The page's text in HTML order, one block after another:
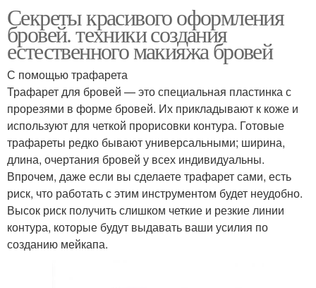
Секреты красивого оформления
бровей. техники создания
естественного макияжа бровей
С помощью трафарета
Трафарет для бровей — это специальная пластинка с
прорезями в форме бровей. Их прикладывают к коже и
используют для четкой прорисовки контура. Готовые
трафареты редко бывают универсальными; ширина,
длина, очертания бровей у всех индивидуальны.
Впрочем, даже если вы сделаете трафарет сами, есть
риск, что работать с этим инструментом будет неудобно.
Высок риск получить слишком четкие и резкие линии
контура, которые будут выдавать ваши усилия по
созданию мейкапа.